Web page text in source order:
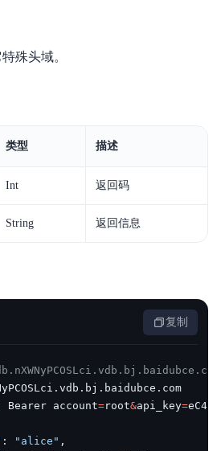
殊头域。
类型 描述
Int 返回码
String 返回信息
复制
. vdb . bj . baidubce .
Bearer account=root&api_key=
: "alice" ,